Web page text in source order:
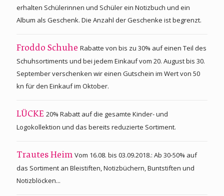
erhalten Schülerinnen und Schüler ein Notizbuch und ein
Album als Geschenk. Die Anzahl der Geschenke ist begrenzt.
Froddo Schuhe Rabatte von bis zu 30% auf einen Teil des
Schuhsortiments und bei jedem Einkauf vom 20. August bis 30.
September verschenken wir einen Gutschein im Wert von 50
kn für den Einkauf im Oktober.
LÜCKE 20% Rabatt auf die gesamte Kinder- und
Logokollektion und das bereits reduzierte Sortiment.
Trautes Heim Vom 16.08. bis 03.09.2018.: Ab 30-50% auf
das Sortiment an Bleistiften, Notizbüchern, Buntstiften und
Notizblöcken...